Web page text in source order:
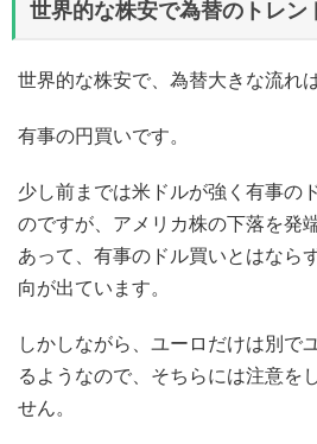
世界的な株安で為替のトレン
世界的な株安で、為替大きな流れ
有事の円買いです。
少し前までは米ドルが強く有事の
のですが、アメリカ株の下落を発
あって、有事のドル買いとはなら
向が出ています。
しかしながら、ユーロだけは別で
るようなので、そちらには注意を
せん。